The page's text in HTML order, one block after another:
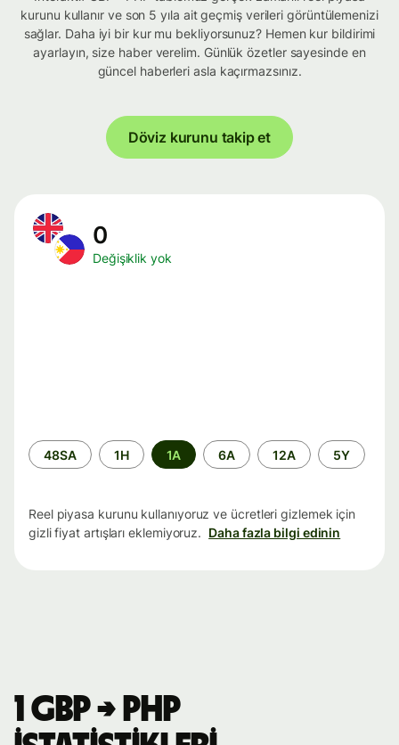
kurunu kullanır ve son 5 yıla ait geçmiş verileri görüntülemenizi
sağlar. Daha iyi bir kur mu bekliyorsunuz? Hemen kur bildirimi
ayarlayın, size haber verelim. Günlük özetler sayesinde en
güncel haberleri asla kaçırmazsınız.
Döviz kurunu takip et
0
Değişiklik yok
Zaman
aralığı
48SA 1H 1A 6A 12A 5Y
Reel piyasa kurunu kullanıyoruz ve ücretleri gizlemek için
gizli fiyat artışları eklemiyoruz. Daha fazla bilgi edinin
1 GBP → PHP